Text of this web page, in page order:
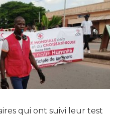
qui ont suivi leur test